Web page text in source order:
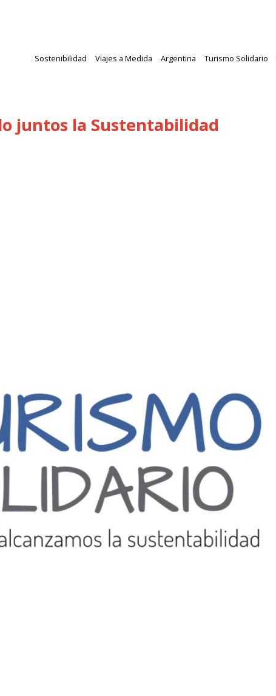
Sostenibilidad Viajes a Medida Argentina Turismo Solidario
juntos la Sustentabilidad